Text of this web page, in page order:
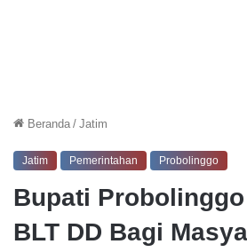
Beranda / Jatim
Jatim Pemerintahan Probolinggo
Bupati
BLT DD Bagi